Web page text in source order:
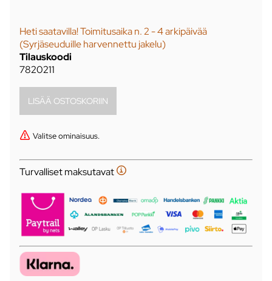
Heti saatavilla! Toimitusaika n. 2 - 4 arkipäivää
(Syrjäseuduille harvennettu jakelu)
Tilauskoodi
7820211
Valitse ominaisuus.
Turvalliset maksutavat